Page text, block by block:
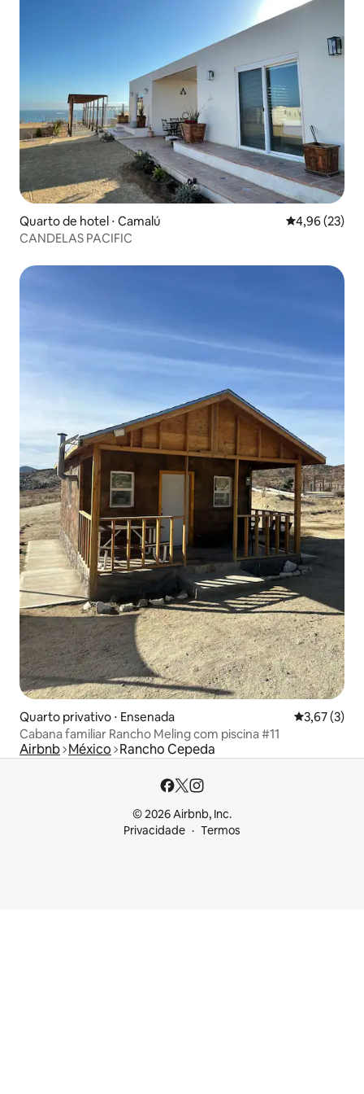
Quarto de hotel ⋅ Camalú 4,96 de uma
4,96 (23)
CANDELAS PACIFIC
Quarto privativo ⋅ Ensenada 3,67 de
3,67 (3)
Cabana familiar Rancho Meling com piscina #11
Airbnb México Rancho Cepeda
© 2026 Airbnb, Inc.
Privacidade
Termos